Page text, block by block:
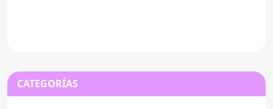
CATEGORÍAS